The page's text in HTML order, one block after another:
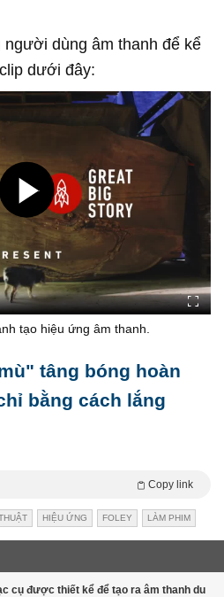
dùng âm thanh để kể
dưới đây:
tạo hiệu ứng âm thanh.
tâng bóng hoàn
bằng cách lắng
Copy link
HIỆU ỨNG FOLEY LÀM PHIM
cụ được thiết kể để tạo ra âm thanh du